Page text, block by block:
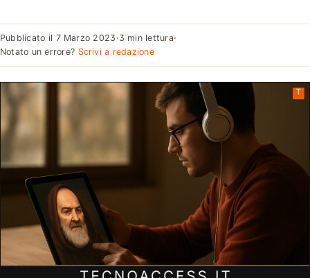
Pubblicato il 7 Marzo 2023 ·3 min lettura·
Notato un errore? Scrivi a redazione